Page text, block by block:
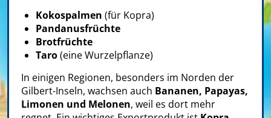
Kokospalmen (für Kopra)
Pandanusfrüchte
Brotfrüchte
Taro(eine Wurzelpflanze)
In einigen Regionen, besonders im Norden der
Gilbert-Inseln, wachsen auch Bananen, Papayas,
Limonen und Melonen, weil es dort mehr